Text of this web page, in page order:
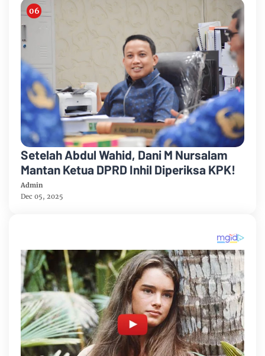
Setelah Abdul Wahid, Dani M Nursalam
Mantan Ketua DPRD Inhil Diperiksa KPK!
Admin
Dec 05, 2025